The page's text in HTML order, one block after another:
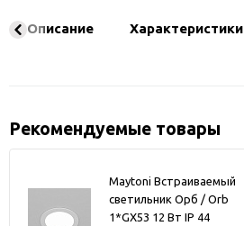
Описание Характеристики
Рекомендуемые товары
Maytoni Встраиваемый
светильник Орб / Orb
1*GX53 12 Вт IP 44